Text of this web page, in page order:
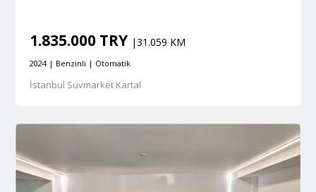
1.835.000 TRY |31.059 KM
2024 | Benzinli | Otomatik
İstanbul Suvmarket Kartal